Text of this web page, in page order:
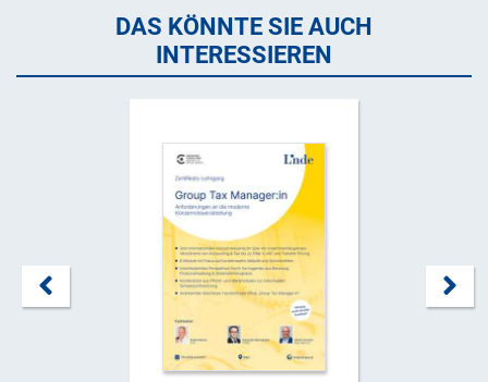
DAS KÖNNTE SIE AUCH
INTERESSIEREN